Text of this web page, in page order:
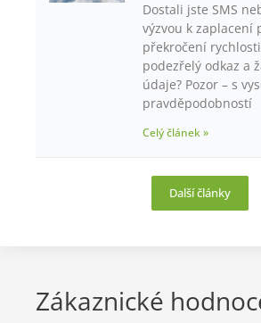
Dostali jste SMS
výzvou k zaplacení
překročení
podezřelý odkaz a
údaje? Pozor – s
pravděpodobností
Celý článek »
Další články
Zákaznické